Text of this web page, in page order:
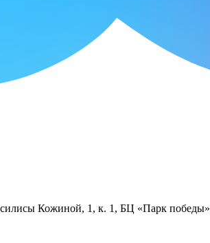
Кожиной, 1, к. 1, БЦ «Парк победы»